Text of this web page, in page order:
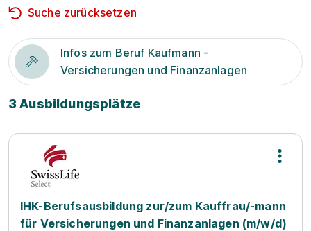
Suche zurücksetzen
Infos zum Beruf Kaufmann -
Versicherungen und Finanzanlagen
3 Ausbildungsplätze
IHK-Berufsausbildung zur/zum Kauffrau/-mann
für Versicherungen und Finanzanlagen (m/w/d)